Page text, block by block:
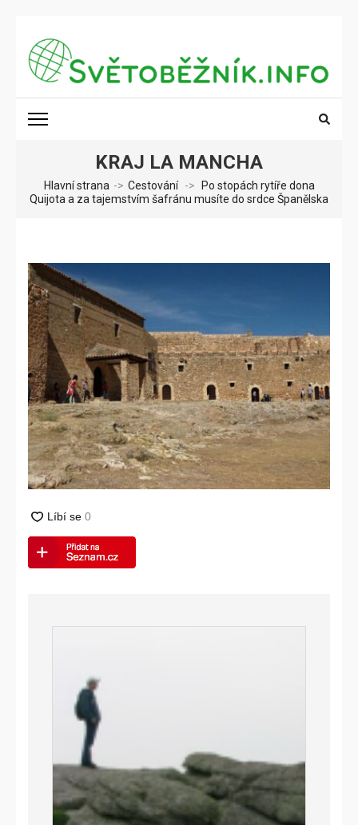
obsah
(stiskněte
Enter)
SVĚTOBĚŽNÍK.INFO
KRAJ LA MANCHA
Hlavní strana -> Cestování ->
Po stopách rytíře dona
Quijota a za tajemstvím šafránu musíte do srdce Španělska